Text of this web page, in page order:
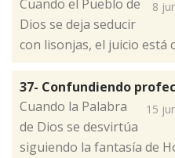
8
Cuando el Pueblo de
Dios se deja seducir
con lisonjas, el juicio está
37- Confundiendo
15
Cuando la Palabra
de Dios se desvirtúa
siguiendo la fantasía de